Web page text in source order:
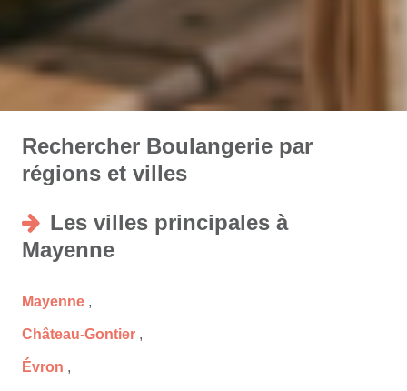
Rechercher Boulangerie par
régions et villes
Les villes principales à
Mayenne
Mayenne ,
Château-Gontier ,
Évron ,